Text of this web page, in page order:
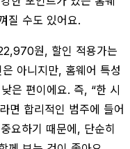
질 수도 있어요.
원, 할인 적용가는
아니지만, 홈웨어 특성
은 편이에요. 즉, “한 시
면 합리적인 범주에 들어
요하기 때문에, 단순히